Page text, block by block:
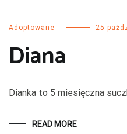
Adoptowane 25
Diana
Dianka to 5 miesięczna
READ MORE